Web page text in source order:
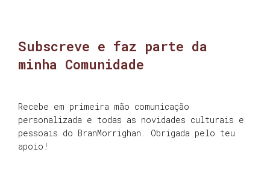
Subscreve e faz parte da
minha Comunidade
Recebe em primeira mão comunicação
personalizada e todas as novidades culturais e
pessoais do BranMorrighan. Obrigada pelo teu
apoio!